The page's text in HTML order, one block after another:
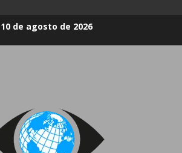
10 de agosto de 2026